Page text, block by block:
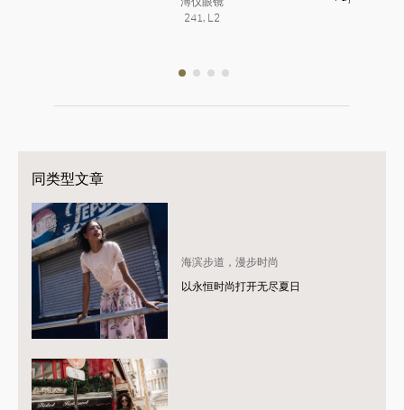
241, L2
同类型文章
海滨步道，漫步时尚
以永恒时尚打开无尽夏日